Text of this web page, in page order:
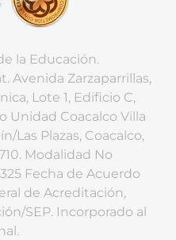
la Educación.
Avenida Zarzaparrillas,
Lote 1, Edificio C,
Unidad Coacalco Villa
Las Plazas, Coacalco,
Modalidad No
Fecha de Acuerdo
de Acreditación,
SEP. Incorporado al